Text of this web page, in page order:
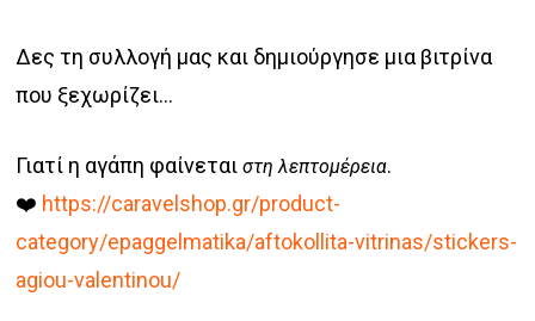
Δες τη συλλογή μας και δημιούργησε μια βιτρίνα
που ξεχωρίζει…
Γιατί η αγάπη φαίνεταιστη λεπτομέρεια.
❤️ https://caravelshop.gr/product-
category/epaggelmatika/aftokollita-vitrinas/stickers-
agiou-valentinou/